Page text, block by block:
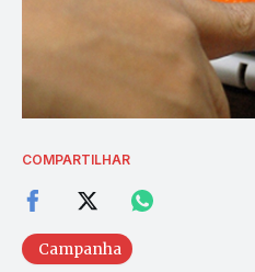
COMPARTILHAR
Campanha